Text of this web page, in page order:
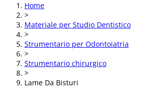
Home
>
Materiale per Studio Dentistico
>
Strumentario per Odontoiatria
>
Strumentario chirurgico
>
Lame Da Bisturi